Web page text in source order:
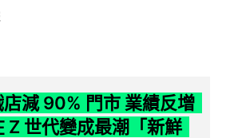
店減 90% 門市 業績反增
Z 世代變成最潮「新鮮